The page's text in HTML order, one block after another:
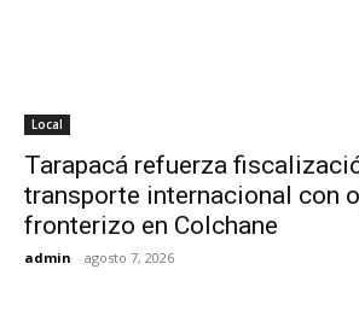
Local
Tarapacá refuerza
transporte internacional con
fronterizo en Colchane
admin - agosto 7, 2026